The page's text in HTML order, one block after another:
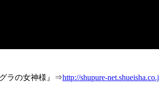
ラの女神様』⇒http://shupure-